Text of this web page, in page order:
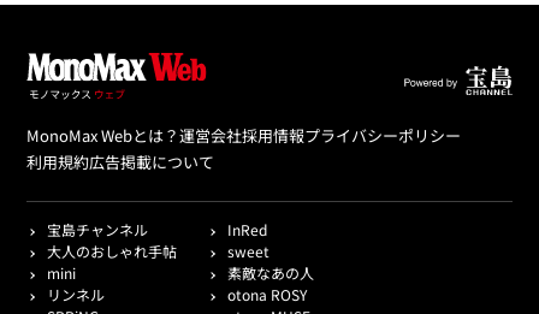
MonoMax Webとは？運営会社採用情報プライバシーポリシー
利用規約広告掲載について
宝島チャンネル
InRed
大人のおしゃれ手帖
sweet
mini
素敵なあの人
リンネル
otona ROSY